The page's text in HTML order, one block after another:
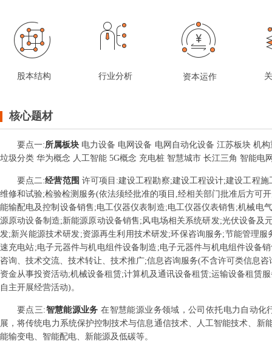
股本结构 行业分析 资本运作
核心题材
要点一:所属板块 电力设备 电网设备 电网自动化设备 江苏板块 机
垃圾分类 华为概念 人工智能 5G概念 充电桩 智慧城市 长江三角 智能电
要点二:经营范围 许可项目:建设工程勘察;建设工程设计;建设工程
维修和试验;检验检测服务(依法须经批准的项目,经相关部门批准后方可
能输配电及控制设备销售;电工仪器仪表制造;电工仪器仪表销售;机械电
源原动设备制造;新能源原动设备销售;风电场相关系统研发;光伏设备
发;新兴能源技术研发;资源再生利用技术研发;环保咨询服务;节能管理
速充电站;电子元器件与机电组件设备制造;电子元器件与机电组件设备
咨询、技术交流、技术转让、技术推广;信息咨询服务(不含许可类信息
资金从事投资活动;机械设备租赁;计算机及通讯设备租赁;运输设备租赁
自主开展经营活动)。
要点三:智慧能源业务在智慧能源业务领域，公司依托电力自动
展，将传统电力系统保护控制技术与信息通信技术、人工智能技术、
能输变电、智能配电、新能源及低碳等。